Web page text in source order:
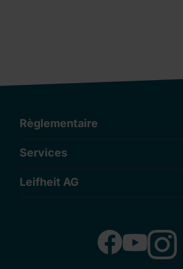
Règlementaire
Services
Leifheit AG